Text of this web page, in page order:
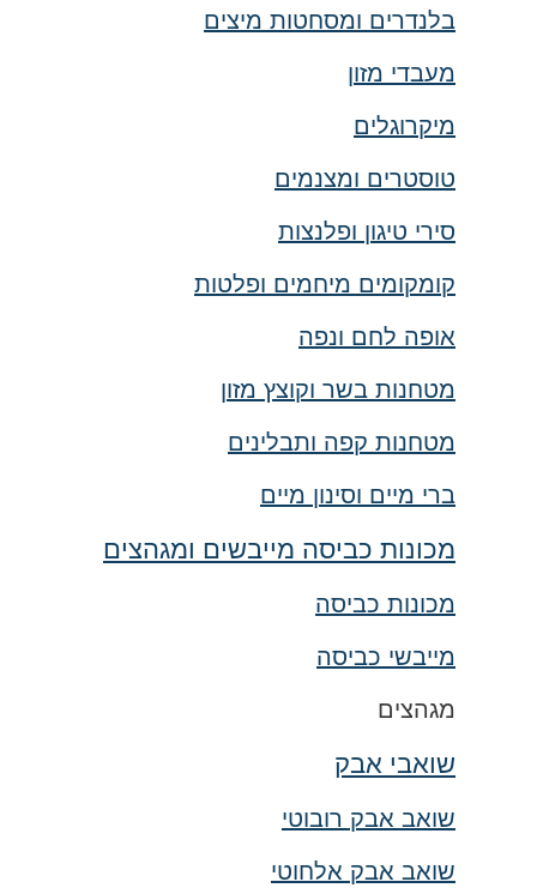
בלנדרים ומסחטות מיצים
מעבדי מזון
מיקרוגלים
טוסטרים ומצנמים
סירי טיגון ופלנצות
קומקומים מיחמים ופלטות
אופה לחם ונפה
מטחנות בשר וקוצץ מזון
מטחנות קפה ותבלינים
ברי מיים וסינון מיים
מכונות כביסה מייבשים ומגהצים
מכונות כביסה
מייבשי כביסה
מגהצים
שואבי אבק
שואב אבק רובוטי
שואב אבק אלחוטי